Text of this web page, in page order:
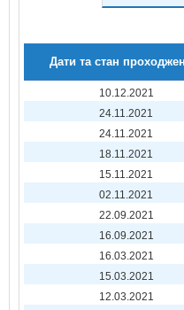
Дати та стан
10.12.2021
24.11.2021
24.11.2021
18.11.2021
15.11.2021
02.11.2021
22.09.2021
16.09.2021
16.03.2021
15.03.2021
12.03.2021